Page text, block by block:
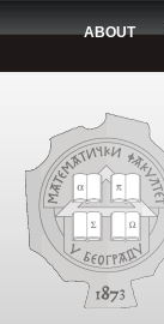
ABOUT